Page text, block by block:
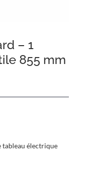
– 1
855 mm
tableau électrique